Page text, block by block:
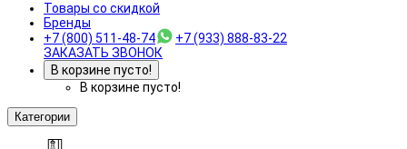
Товары со скидкой
Бренды
+7 (800) 511-48-74
+7 (933) 888-83-22
ЗАКАЗАТЬ ЗВОНОК
В корзине пусто!
В корзине пусто!
Категории